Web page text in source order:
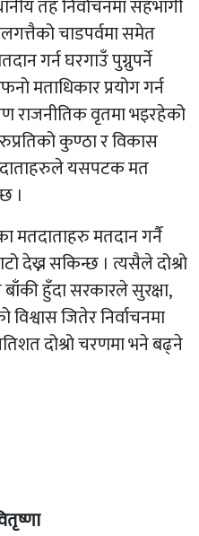
तह निर्वाचनमा सहभागी
चाडपर्वमा समेत
गर्न घरगाउँ पुग्नुपर्ने
मताधिकार प्रयोग गर्न
राजनीतिक वृतमा भइरहेको
कुण्ठा र विकास
यसपटक मत
।
मतदाताहरु मतदान गर्नै
देख्न सकिन्छ । त्यसैले दोश्रो
हुँदा सरकारले सुरक्षा,
जितेर निर्वाचनमा
दोश्रो चरणमा भने बढ्ने